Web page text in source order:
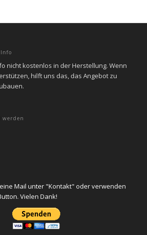
nicht kostenlos in der Herstellung. Wenn
hilft uns das, das Angebot zu
werden
Mail unter "Kontakt" oder verwenden
Vielen Dank!